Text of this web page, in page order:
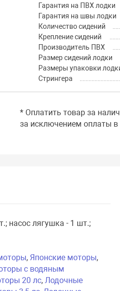
Гарантия на ПВХ лодки
Гарантия на швы лодки
Количество сидений
Крепление сидений
Производитель ПВХ
Размер сидений лодки
Размеры упаковки
Стрингера
* Оплатить товар за
за исключением оплаты в
насос лягушка - 1 шт.;
, Японские моторы,
с водяным
20 лс, Лодочные